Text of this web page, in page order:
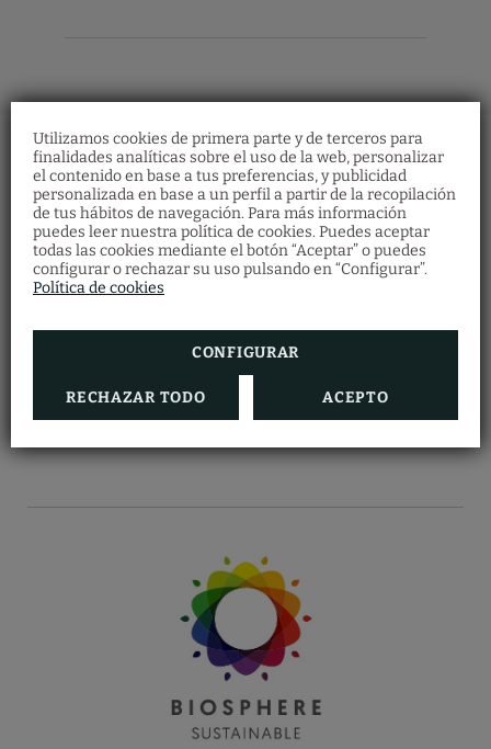
Utilizamos cookies de primera parte y de terceros para
finalidades analíticas sobre el uso de la web, personalizar
el contenido en base a tus preferencias, y publicidad
personalizada en base a un perfil a partir de la recopilación
de tus hábitos de navegación. Para más información
puedes leer nuestra política de cookies. Puedes aceptar
todas las cookies mediante el botón “Aceptar” o puedes
configurar o rechazar su uso pulsando en “Configurar”.
Política de cookies
CONFIGURAR
RECHAZAR TODO ACEPTO
Restaurante
Haz tu reserva en el restaurante
cumplimentando el formulario.
Bonos regalo
Descubre nuestros bonos regalo y ofrece a
tus seres queridos multitud de experiencias
VER MÁS